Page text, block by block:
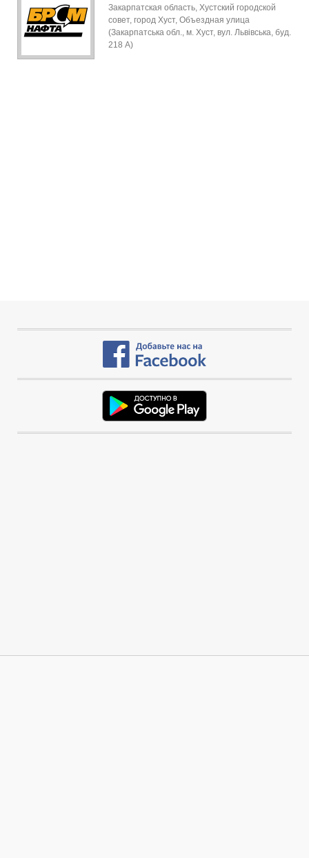
Закарпатская область, Хустский городской
совет, город Хуст, Объездная улица
(Закарпатська обл., м. Хуст, вул. Львівська, буд.
218 А)